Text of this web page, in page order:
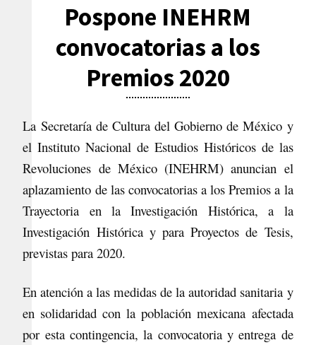
Pospone INEHRM
convocatorias a los
Premios 2020
La Secretaría de Cultura del Gobierno de México y
el Instituto Nacional de Estudios Históricos de las
Revoluciones de México (INEHRM) anuncian el
aplazamiento de las convocatorias a los Premios a la
Trayectoria en la Investigación Histórica, a la
Investigación Histórica y para Proyectos de Tesis,
previstas para 2020.
En atención a las medidas de la autoridad sanitaria y
en solidaridad con la población mexicana afectada
por esta contingencia, la convocatoria y entrega de